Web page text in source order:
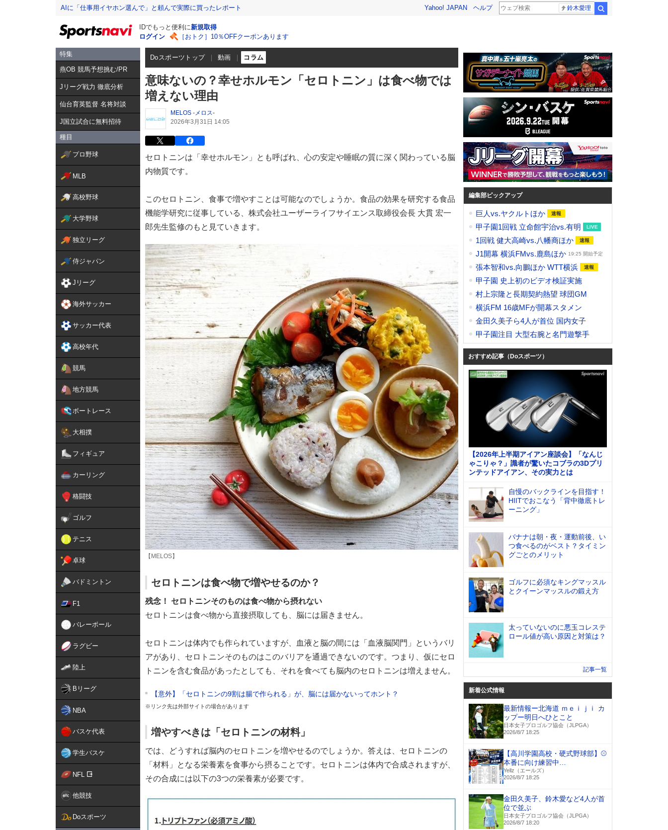
AIに「仕事用イヤホン選んで」と頼んで実際に買ったレポート Yahoo! JAPAN ヘルプ 鈴木愛理
IDでもっと便利に新規取得
ログイン
［おトク］10％OFFクーポンあります
特集
燕OB 競馬予想挑む/PR
Jリーグ戦力 徹底分析
仙台育英監督 名将対談
J国立試合に無料招待
種目
プロ野球
MLB
高校野球
大学野球
独立リーグ
侍ジャパン
Jリーグ
海外サッカー
サッカー代表
高校年代
競馬
地方競馬
ボートレース
大相撲
フィギュア
カーリング
格闘技
ゴルフ
テニス
卓球
バドミントン
F1
バレーボール
ラグビー
陸上
Bリーグ
NBA
バスケ代表
学生バスケ
NFL
他競技
Doスポーツ
Doスポーツトップ 動画 コラム
意味ないの？幸せホルモン「セロトニン」は食べ物では
増えない理由
MELOS -メロス-
2026年3月31日 14:05
セロトニンは「幸せホルモン」とも呼ばれ、心の安定や睡眠の質に深く関わっている脳
内物質です。
このセロトニン、食事で増やすことは可能なのでしょうか。食品の効果を研究する食品
機能学研究に従事している、株式会社ユーザーライフサイエンス取締役会長 大貫 宏一
郎先生監修のもと見ていきます。
【MELOS】
セロトニンは食べ物で増やせるのか？
残念！ セロトニンそのものは食べ物から摂れない
セロトニンは食べ物から直接摂取しても、脳には届きません。
セロトニンは体内でも作られていますが、血液と脳の間には「血液脳関門」というバリ
アがあり、セロトニンそのものはこのバリアを通過できないのです。つまり、仮にセロ
トニンを含む食品があったとしても、それを食べても脳内のセロトニンは増えません。
【意外】「セロトニンの9割は腸で作られる」が、脳には届かないってホント？
※リンク先は外部サイトの場合があります
増やすべきは「セロトニンの材料」
では、どうすれば脳内のセロトニンを増やせるのでしょうか。答えは、セロトニンの
「材料」となる栄養素を食事から摂ることです。セロトニンは体内で合成されますが、
その合成には以下の3つの栄養素が必要です。
編集部ピックアップ
巨人vs.ヤクルトほか
甲子園1回戦 立命館宇治vs.有明
1回戦 健大高崎vs.八幡商ほか
J1開幕 横浜FMvs.鹿島ほか 19:25 開始予定
張本智和vs.向鵬ほか WTT横浜
甲子園 史上初のビデオ検証実施
村上宗隆と長期契約熱望 球団GM
横浜FM 16歳MFが開幕スタメン
金田久美子ら4人が首位 国内女子
甲子園注目 大型右腕と名門遊撃手
おすすめ記事（Doスポーツ）
【2026年上半期アイアン座談会】「なんじ
ゃこりゃ？」識者が驚いたコブラの3Dプリ
ンテッドアイアン、その実力とは
自慢のバックラインを目指す！
HIITでおこなう「背中徹底トレ
ーニング」
バナナは朝・夜・運動前後、い
つ食べるのがベスト？タイミン
グごとのメリット
ゴルフに必須なキングマッスル
とクイーンマッスルの鍛え方
太っていないのに悪玉コレステ
ロール値が高い原因と対策は？
記事一覧
新着公式情報
最新情報ー北海道 ｍｅｉｊｉ カ
ップー明日へひとこと
日本女子プロゴルフ協会（JLPGA）
2026/8/7 18:25
【高川学園高校・硬式野球部】⚾
本番に向け練習中…
Yellz（エールズ）
2026/8/7 18:25
金田久美子、鈴木愛など4人が首
位で並ぶ
日本女子プロゴルフ協会（JLPGA）
2026/8/7 18:20